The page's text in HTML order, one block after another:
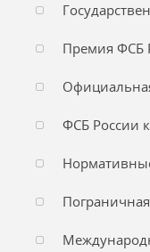
Премия ФСБ
ФСБ России